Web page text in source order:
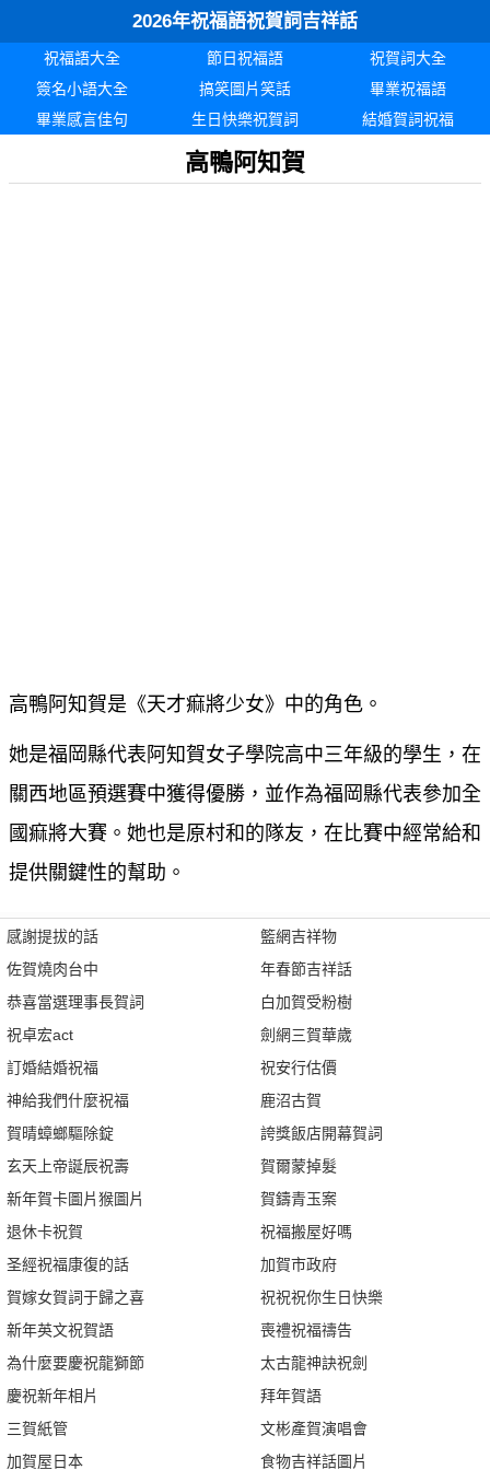
2026年祝福語祝賀詞吉祥話
祝福語大全 節日祝福語
祝賀詞大全
簽名小語大全
搞笑圖片笑話
畢業祝福語
畢業感言佳句
生日快樂祝賀詞 結婚賀詞祝福
高鴨阿知賀
高鴨阿知賀是《天才痲將少女》中的角色。
她是福岡縣代表阿知賀女子學院高中三年級的學生，在
關西地區預選賽中獲得優勝，並作為福岡縣代表參加全
國痲將大賽。她也是原村和的隊友，在比賽中經常給和
提供關鍵性的幫助。
感謝提拔的話
佐賀燒肉台中
恭喜當選理事長賀詞
祝卓宏act
訂婚結婚祝福
神給我們什麼祝福
賀晴蟑螂驅除錠
玄天上帝誕辰祝壽
新年賀卡圖片猴圖片
退休卡祝賀
圣經祝福康復的話
賀嫁女賀詞于歸之喜
新年英文祝賀語
為什麼要慶祝龍獅節
慶祝新年相片
三賀紙管
加賀屋日本
籃網吉祥物
年春節吉祥話
白加賀受粉樹
劍網三賀華歲
祝安行估價
鹿沼古賀
誇獎飯店開幕賀詞
賀爾蒙掉髮
賀鑄青玉案
祝福搬屋好嗎
加賀市政府
祝祝祝你生日快樂
喪禮祝福禱告
太古龍神訣祝劍
拜年賀語
文彬產賀演唱會
食物吉祥話圖片